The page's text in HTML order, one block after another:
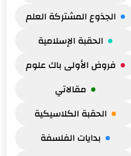
الجذوع المشتركة العلم
الحقبة الإسلامية
فروض الأولى باك علوم
مقالاتي
الحقبة الكلاسيكية
بدايات الفلسفة